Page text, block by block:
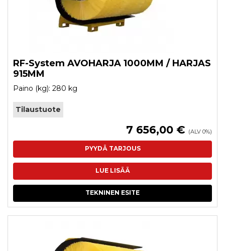
RF-System AVOHARJA 1000MM / HARJAS
915MM
Paino (kg): 280 kg
Tilaustuote
7 656,00 € (ALV 0%)
PYYDÄ TARJOUS
LUE LISÄÄ
TEKNINEN ESITE